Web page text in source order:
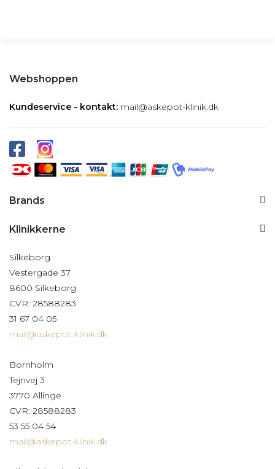
Webshoppen
Kundeservice - kontakt: mail@askepot-klinik.dk
Brands
Klinikkerne
Silkeborg
Vestergade 37
8600 Silkeborg
CVR: 28588283
31 67 04 05
mail@askepot-klinik.dk
Bornholm
Tejnvej 3
3770 Allinge
CVR: 28588283
53 55 04 54
mail@askepot-klinik.dk